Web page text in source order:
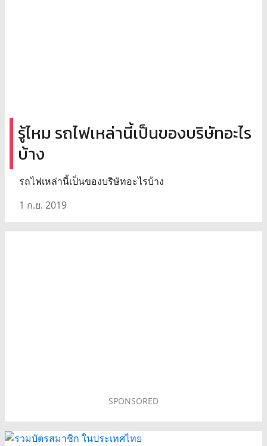
รู้ไหม รถไฟเหล่านี้เป็นของบริษัทอะไร
บ้าง
รถไฟเหล่านี้เป็นของบริษัทอะไรบ้าง
1 ก.ย. 2019
SPONSORED